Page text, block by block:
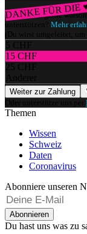
DANKE FÜR DIE
Würdest du gerne
unterstützen? Mehr
(Du wirst umgeleitet, um
5 CHF
15 CHF
25 CHF
Anderer
Weiter zur Zahlung
Oder unterstütze uns per
Themen
Wissen
Schweiz
Daten
Coronavirus
Abonniere unseren
Abonnieren
Du hast uns was zu